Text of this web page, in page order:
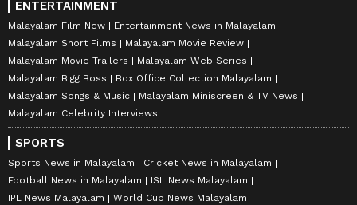
ENTERTAINMENT
Malayalam Film New
Entertainment News in Malayalam
Malayalam Short Films
Malayalam Movie Review
Malayalam Movie Trailers
Malayalam Web Series
Malayalam Bigg Boss
Box Office Collection Malayalam
Malayalam Songs & Music
Malayalam Miniscreen & TV News
Malayalam Celebrity Interviews
SPORTS
Sports News in Malayalam
Cricket News in Malayalam
Football News in Malayalam
ISL News Malayalam
IPL News Malayalam
World Cup News Malayalam